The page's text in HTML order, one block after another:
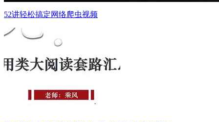
52讲轻松搞定网络爬虫视频